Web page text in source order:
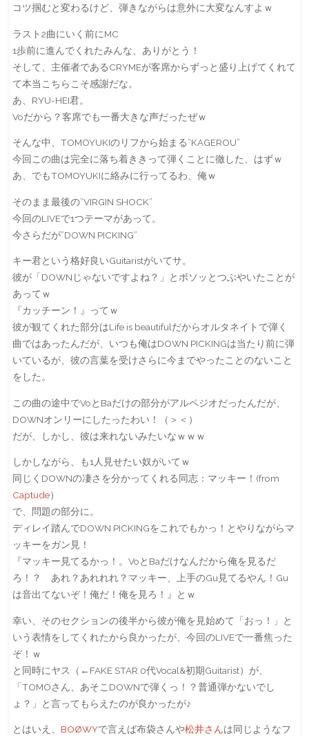
コツ掴むと変わるけど、弾きながらは意外に大変なんすよｗ
ラスト2曲にいく前にMC
1歩前に進んでくれたみんな、ありがとう！
そして、主催者であるCRYMEが客席からずっと盛り上げてくれて
て本当こちらこそ感謝だな。
あ、RYU-HEI君。
Voだから？客席でも一番大きな声だったぜｗ
そんな中、TOMOYUKIのリフから始まる”KAGEROU”
今回この曲は完全に落ち着ききって弾くことに徹した、はずｗ
あ、でもTOMOYUKIに絡みに行ってるわ、俺ｗ
そのまま最後の”VIRGIN SHOCK”
今回のLIVEで1つテーマがあって。
今さらだが”DOWN PICKING”
キー君という格好良いGuitaristがいてサ。
彼が「DOWNじゃないですよね？」とボソッとつぶやいたことが
あってｗ
『カッチーン！』ってｗ
彼が観てくれた部分はLife is beautifulだからオルタネイトで弾く
曲ではあったんだが、いつも俺はDOWN PICKINGは当たり前に弾
いているが、彼の言葉を受けさらに今までやったことのないこと
をした。
この曲の途中でVoとBaだけの部分がアルペジオだったんだが、
DOWNオンリーにしたったわい！（＞＜）
だが、しかし、彼は来れないみたいなｗｗｗ
しかしながら、も1人見せたい奴がいてｗ
同じくDOWNの凄さを分かってくれる同志：マッキー！(from
Captude）
で、問題の部分に。
ディレイ踏んでDOWN PICKINGをこれでもかっ！とやりながらマ
ッキーをガン見！
『マッキー見てるかっ！。VoとBaだけなんだから俺を見るだ
ろ！？ あれ？あれれれ？マッキー、上手のGu見てるやん！Gu
は音出てないぞ！俺だ！俺を見ろ！』とｗ
幸い、そのセクションの後半から彼が俺を見始めて「おっ！」と
いう表情をしてくれたから良かったが、今回のLIVEで一番焦った
ぞ！ｗ
と同時にヤス（←FAKE STAR 0代Vocal&初期Guitarist）が、
「TOMOさん、あそこDOWNで弾くっ！？普通弾かないでし
ょ？」と言ってもらえたのが良かったが♪
とはいえ、 BOØWYで言えば布袋さんや松井さんは同じようなフ